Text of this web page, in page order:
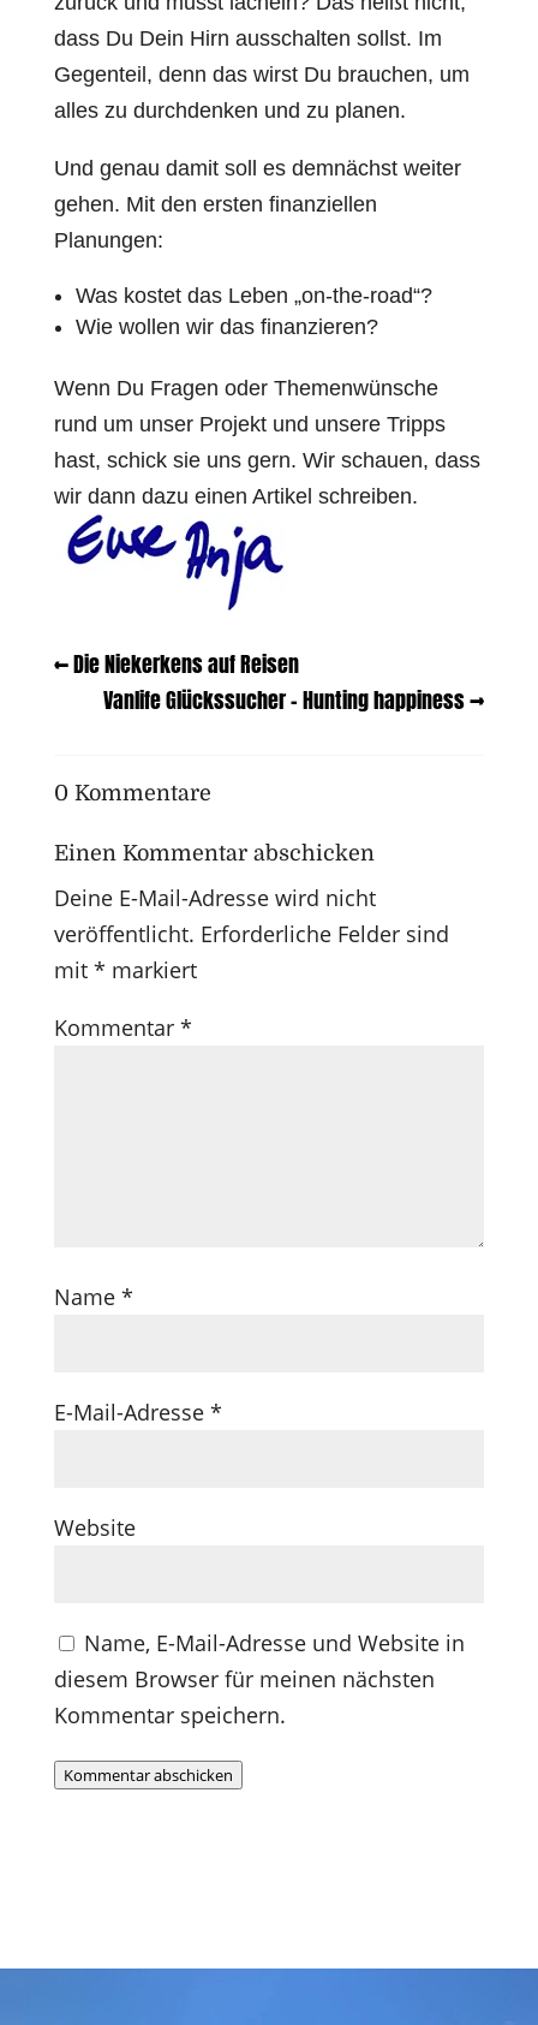
dass Du Dein Hirn ausschalten sollst. Im
Gegenteil, denn das wirst Du brauchen, um
alles zu durchdenken und zu planen.
Und genau damit soll es demnächst weiter
gehen. Mit den ersten finanziellen
Planungen:
Was kostet das Leben „on-the-road“?
Wie wollen wir das finanzieren?
Wenn Du Fragen oder Themenwünsche
rund um unser Projekt und unsere Tripps
hast, schick sie uns gern. Wir schauen, dass
wir dann dazu einen Artikel schreiben.
←Die Niekerkens auf Reisen
Vanlife Glückssucher – Hunting happiness→
0 Kommentare
Einen Kommentar abschicken
Deine E-Mail-Adresse wird nicht
veröffentlicht. Erforderliche Felder sind
mit * markiert
Kommentar *
Name *
E-Mail-Adresse *
Website
Name, E-Mail-Adresse und Website in
diesem Browser für meinen nächsten
Kommentar speichern.
Kommentar abschicken